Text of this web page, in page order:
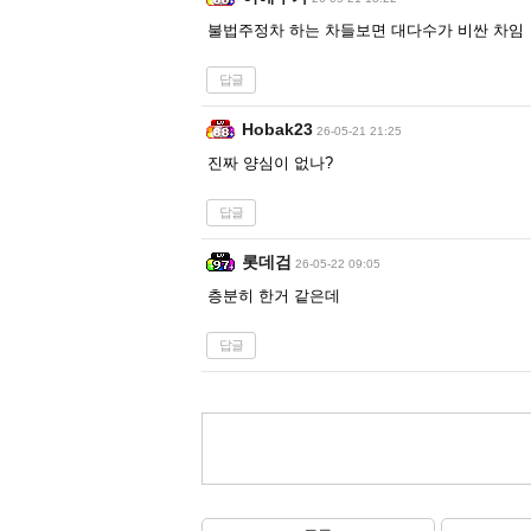
불법주정차 하는 차들보면 대다수가 비싼 차임
답글
Hobak23 26-05-21 21:25
진짜 양심이 없나?
답글
롯데검 26-05-22 09:05
층분히 한거 같은데
답글